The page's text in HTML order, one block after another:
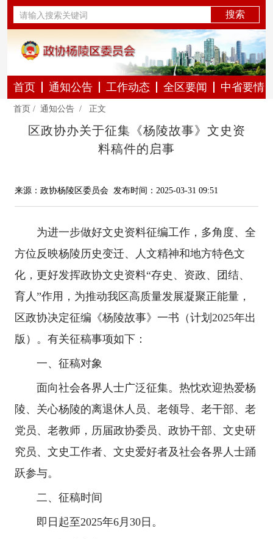
首页 通知公告 工作动态 全区要闻 中省要情
首页 / 通知公告 / 正文
区政协办关于征集《杨陵故事》文史资
料稿件的启事
来源：政协杨陵区委员会 发布时间：2025-03-31 09:51
为进一步做好文史资料征编工作，多角度、全
方位反映杨陵历史变迁、人文精神和地方特色文
化，更好发挥政协文史资料“存史、资政、团结、
育人”作用，为推动我区高质量发展凝聚正能量，
区政协决定征编《杨陵故事》一书（计划2025年出
版）。有关征稿事项如下：
一、征稿对象
面向社会各界人士广泛征集。热忱欢迎热爱杨
陵、关心杨陵的离退休人员、老领导、老干部、老
党员、老教师，历届政协委员、政协干部、文史研
究员、文史工作者、文史爱好者及社会各界人士踊
跃参与。
二、征稿时间
即日起至2025年6月30日。